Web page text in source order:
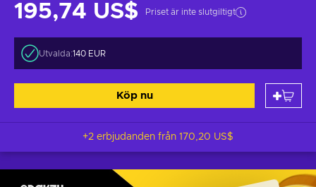
195,74 US$ Priset är inte slutgiltigt
Utvalda:140 EUR
Köp nu
+2 erbjudanden från 170,20 US$